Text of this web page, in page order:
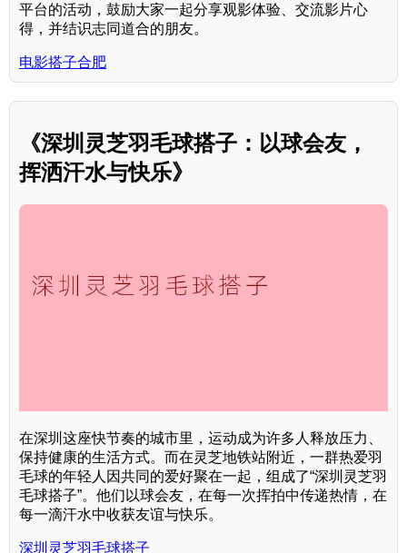
平台的活动，鼓励大家一起分享观影体验、交流影片心
得，并结识志同道合的朋友。
电影搭子合肥
《深圳灵芝羽毛球搭子：以球会友，
挥洒汗水与快乐》
在深圳这座快节奏的城市里，运动成为许多人释放压力、
保持健康的生活方式。而在灵芝地铁站附近，一群热爱羽
毛球的年轻人因共同的爱好聚在一起，组成了“深圳灵芝羽
毛球搭子”。他们以球会友，在每一次挥拍中传递热情，在
每一滴汗水中收获友谊与快乐。
深圳灵芝羽毛球搭子